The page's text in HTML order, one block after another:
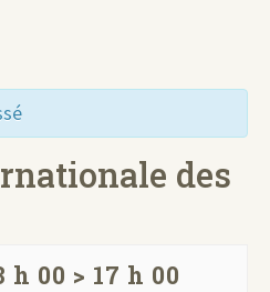
des
h 00 > 17 h 00